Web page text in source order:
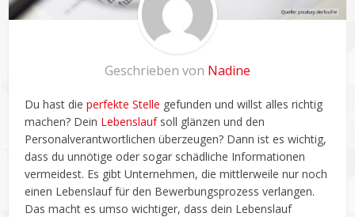
Geschrieben von Nadine
Du hast dieperfekte Stelle gefunden und willst alles richtig
machen? Dein Lebenslaufsoll glänzen und den
Personalverantwortlichen überzeugen? Dann ist es wichtig,
dass du unnötige oder sogar schädliche Informationen
vermeidest. Es gibt Unternehmen, die mittlerweile nur noch
einen Lebenslauf für den Bewerbungsprozess verlangen.
Das macht es umso wichtiger, dass dein Lebenslauf